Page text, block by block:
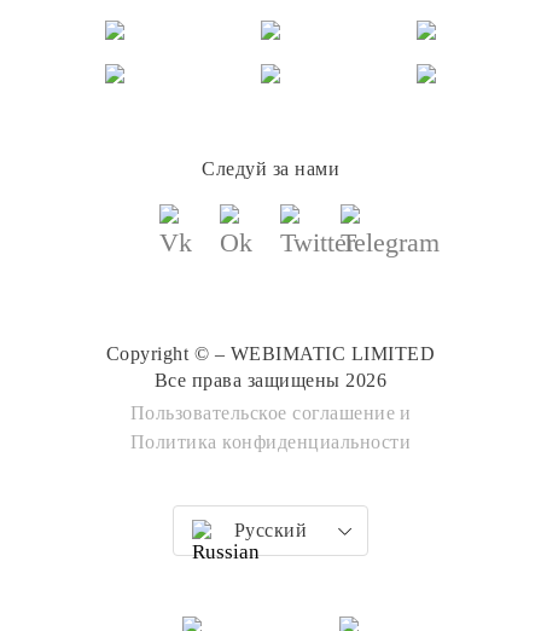
Следуй за нами
Copyright © – WEBIMATIC LIMITED
Все права защищены 2026
Пользовательское соглашение и
Политика конфиденциальности
Русский